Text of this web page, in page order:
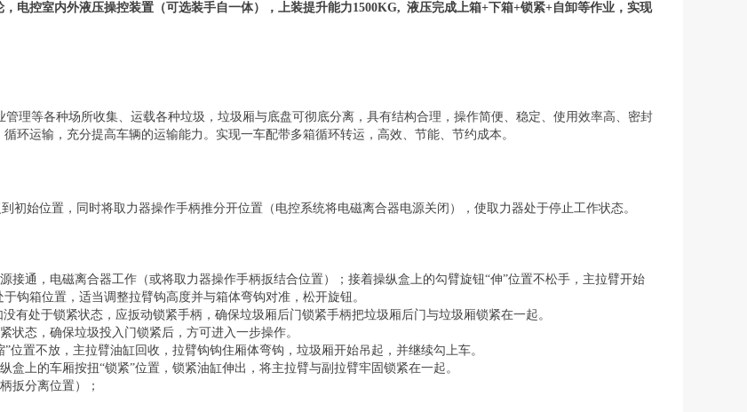
电控室内外液压操控装置（可选装手自一体），上装提升能力1500KG, 液压完成上箱+下箱+锁紧+自卸等作业，实现
理等各种场所收集、运载各种垃圾，垃圾厢与底盘可彻底分离，具有结构合理，操作简便、稳定、使用效率高、密封
环运输，充分提高车辆的运输能力。实现一车配带多箱循环转运，高效、节能、节约成本。
初始位置，同时将取力器操作手柄推分开位置（电控系统将电磁离合器电源关闭），使取力器处于停止工作状态。
接通，电磁离合器工作（或将取力器操作手柄扳结合位置）；接着操纵盒上的勾臂旋钮“伸”位置不松手，主拉臂开始
钩箱位置，适当调整拉臂钩高度并与箱体弯钩对准，松开旋钮。
有处于锁紧状态，应扳动锁紧手柄，确保垃圾厢后门锁紧手柄把垃圾厢后门与垃圾厢锁紧在一起。
状态，确保垃圾投入门锁紧后，方可进入一步操作。
位置不放，主拉臂油缸回收，拉臂钩钩住厢体弯钩，垃圾厢开始吊起，并继续勾上车。
上的车厢按扭“锁紧”位置，锁紧油缸伸出，将主拉臂与副拉臂牢固锁紧在一起。
扳分离位置）；